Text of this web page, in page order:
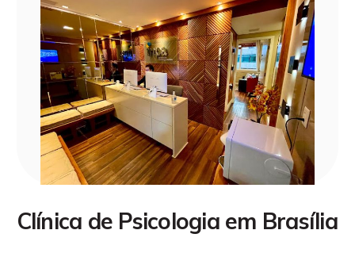
Clínica de Psicologia em Brasília